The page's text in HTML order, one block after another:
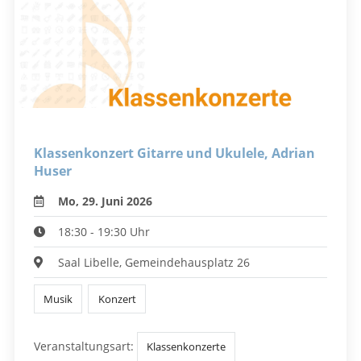
Klassenkonzert Gitarre und Ukulele, Adrian
Huser
Mo, 29. Juni 2026
18:30 - 19:30 Uhr
Saal Libelle, Gemeindehausplatz 26
Musik Konzert
Veranstaltungsart: Klassenkonzerte